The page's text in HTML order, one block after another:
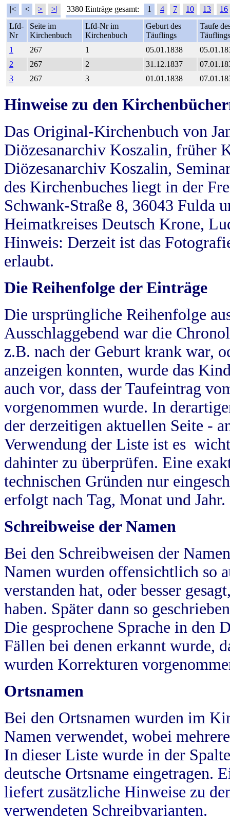
|< < > >| 3380 Einträge gesamt: 1 4 7 10 13
16
Lfd-
Nr
Seite im
Kirchenbuch
Lfd-Nr im
Kirchenbuch
Geburt des
Täuflings
Taufe
Täuflings
1
267 1 05.01.1838
2
267 2 31.12.1837
3
267 3 01.01.1838
Hinweise zu den
Das Original-Kirchenbuch von
Diözesanarchiv Koszalin, früher
Diözesanarchiv Koszalin,
des Kirchenbuches liegt in der
Schwank-Straße 8, 36043 Fulda
Heimatkreises Deutsch Krone,
Hinweis: Derzeit ist das
erlaubt.
Die Reihenfolge der Einträge
Die ursprüngliche Reihenfolge
Ausschlaggebend war die
z.B. nach der Geburt krank war,
anzeigen konnten, wurde das
auch vor, dass der Taufeintrag
vorgenommen wurde. In
der derzeitigen aktuellen Seite -
Verwendung der Liste ist es
dahinter zu überprüfen. Eine
technischen Gründen nur
erfolgt nach Tag, Monat und Jahr.
Schreibweise der Namen
Bei den Schreibweisen der
Namen wurden offensichtlich so
verstanden hat, oder besser
haben. Später dann so
Die gesprochene Sprache in
Fällen bei denen erkannt wurde,
wurden Korrekturen
Ortsnamen
Bei den Ortsnamen wurden im
Namen verwendet, wobei
In dieser Liste wurde in der
deutsche Ortsname eingetragen.
liefert zusätzliche Hinweise zu
verwendeten Schreibvarianten.